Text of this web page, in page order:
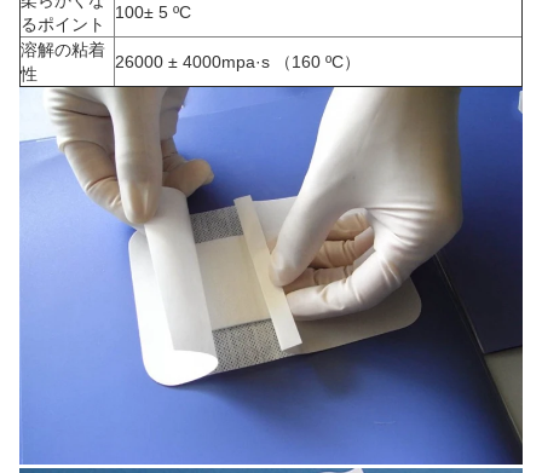
るポイント
100± 5 ºC
溶解の粘着
性
26000 ± 4000mpa·s （160 ºC）